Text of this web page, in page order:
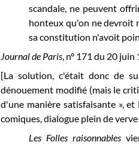
scandale, ne peuvent
honteux qu'on ne devroit
sa constitution n'avoit
Journal de Paris, n° 171 du 20 juin
[La solution, c'était donc de
dénouement modifié (mais le
d'une manière satisfaisante »,
comiques, dialogue plein de
Les Folles raisonnables